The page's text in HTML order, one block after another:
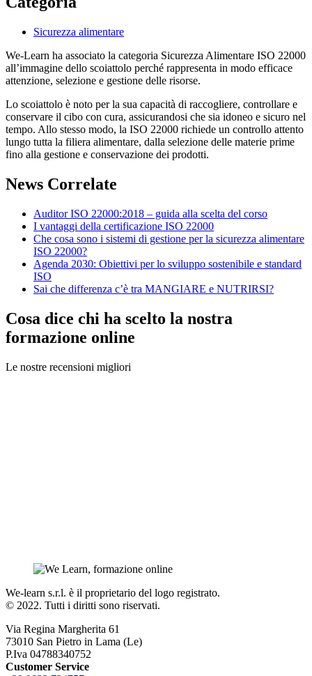
Sicurezza alimentare
We-Learn ha associato la categoria Sicurezza Alimentare ISO 22000
all’immagine dello scoiattolo perché rappresenta in modo efficace
attenzione, selezione e gestione delle risorse.
Lo scoiattolo è noto per la sua capacità di raccogliere, controllare e
conservare il cibo con cura, assicurandosi che sia idoneo e sicuro nel
tempo. Allo stesso modo, la ISO 22000 richiede un controllo attento
lungo tutta la filiera alimentare, dalla selezione delle materie prime
fino alla gestione e conservazione dei prodotti.
News Correlate
Auditor ISO 22000:2018 – guida alla scelta del corso
I vantaggi della certificazione ISO 22000
Che cosa sono i sistemi di gestione per la sicurezza alimentare
ISO 22000?
Agenda 2030: Obiettivi per lo sviluppo sostenibile e standard
ISO
Sai che differenza c’è tra MANGIARE e NUTRIRSI?
Cosa dice chi ha scelto la nostra
formazione online
Le nostre recensioni migliori
We-learn s.r.l. è il proprietario del logo registrato.
© 2022. Tutti i diritti sono riservati.
Via Regina Margherita 61
73010 San Pietro in Lama (Le)
P.Iva 04788340752
Customer Service